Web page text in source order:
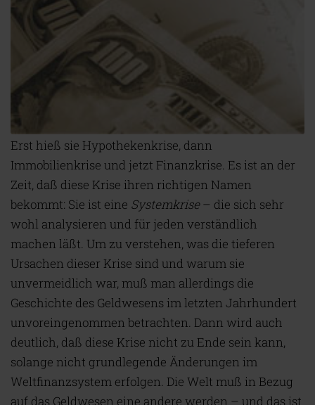
Erst hieß sie Hypothekenkrise, dann
Immobilienkrise und jetzt Finanzkrise. Es ist an der
Zeit, daß diese Krise ihren richtigen Namen
bekommt: Sie ist eine Systemkrise– die sich sehr
wohl analysieren und für jeden verständlich
machen läßt. Um zu verstehen, was die tieferen
Ursachen dieser Krise sind und warum sie
unvermeidlich war, muß man allerdings die
Geschichte des Geldwesens im letzten Jahrhundert
unvoreingenommen betrachten. Dann wird auch
deutlich, daß diese Krise nicht zu Ende sein kann,
solange nicht grundlegende Änderungen im
Weltfinanzsystem erfolgen. Die Welt muß in Bezug
auf das Geldwesen eine andere werden – und das ist